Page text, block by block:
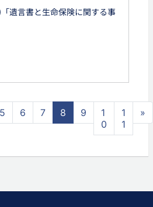
遺言書と生命保険に関する事
5 6 7 8 9
1
0
1
1
»